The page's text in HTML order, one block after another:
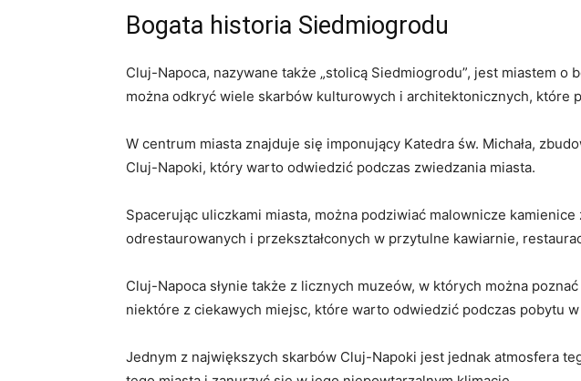
Bogata historia Siedmiogrodu
Cluj-Napoca, nazywane także „stolicą Siedmiogrodu”, jest miastem
można odkryć wiele skarbów kulturowych i architektonicznych, które‌
W centrum miasta znajduje się imponujący Katedra św. Michała,
Cluj-Napoki, który warto odwiedzić podczas zwiedzania miasta.
Spacerując uliczkami miasta, można podziwiać malownicze
odrestaurowanych i⁤ przekształconych w przytulne kawiarnie,‍
Cluj-Napoca słynie także z licznych muzeów, ‌w których można
niektóre z ciekawych miejsc, które warto odwiedzić podczas pobytu
Jednym z największych skarbów Cluj-Napoki jest jednak atmosfera